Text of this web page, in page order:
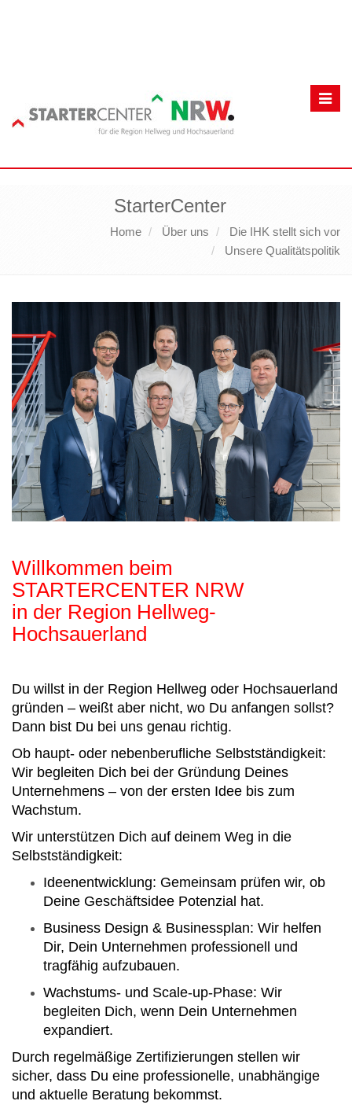
StarterCenter
Home Über uns
Die IHK stellt sich vor
Unsere Qualitätspolitik
Willkommen beim
STARTERCENTER NRW
in der Region Hellweg-
Hochsauerland
Du willst in der Region Hellweg oder Hochsauerland
gründen – weißt aber nicht, wo Du anfangen sollst?
Dann bist Du bei uns genau richtig.
Ob haupt- oder nebenberufliche Selbstständigkeit:
Wir begleiten Dich bei der Gründung Deines
Unternehmens – von der ersten Idee bis zum
Wachstum.
Wir unterstützen Dich auf deinem Weg in die
Selbstständigkeit:
Ideenentwicklung: Gemeinsam prüfen wir, ob
Deine Geschäftsidee Potenzial hat.
Business Design & Businessplan: Wir helfen
Dir, Dein Unternehmen professionell und
tragfähig aufzubauen.
Wachstums- und Scale-up-Phase: Wir
begleiten Dich, wenn Dein Unternehmen
expandiert.
Durch regelmäßige Zertifizierungen stellen wir
sicher, dass Du eine professionelle, unabhängige
und aktuelle Beratung bekommst.